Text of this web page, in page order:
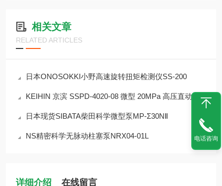
相关文章
RELATED ARTICLES
日本ONOSOKKI小野高速旋转扭矩检测仪SS-200
KEIHIN 京滨 SSPD-4020-08 微型 20MPa 高压直动电磁阀 完整产品介绍
日本现货SIBATA柴田科学微型泵MP-Σ30NⅡ
NS精密科学无脉动柱塞泵NRX04-01L
详细介绍 在线留言
电话咨询